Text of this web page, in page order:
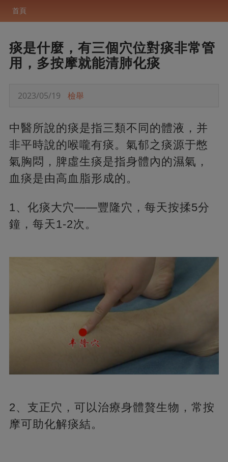
首頁
痰是什麼，有三個穴位對痰非常管
用，多按摩就能清肺化痰
2023/05/19 檢舉
中醫所說的痰是指三類不同的體液，并
非平時說的喉嚨有痰。氣郁之痰源于憋
氣胸悶，脾虛生痰是指身體內的濕氣，
血痰是由高血脂形成的。
1、化痰大穴——豐隆穴，每天按揉5分
鐘，每天1-2次。
2、支正穴，可以治療身體贅生物，常按
摩可助化解痰結。